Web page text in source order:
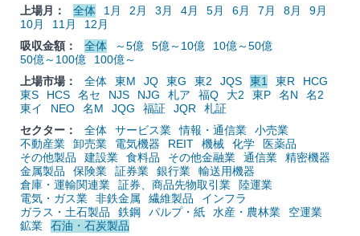
上場月：
全体 1月 2月 3月 4月 5月 6月 7月 8月
9月
10月
11月
12月
吸収金額：
全体 ～5億 5億～10億
10億～50億
50億～100億
100億～
上場市場：
全体 東M JQ 東G 東2 JQS 東1 東R
HCG
東S
HCS 名セ NJS NJG 札ア 福Q 大2 東P 名N
名2
東イ
NEO 名M JQG 福証 JQR
札証
セクター：
全体 サービス業 情報・通信業
小売業
不動産業
卸売業 電気機器 REIT 機械 化学
医薬品
その他製品
建設業 食料品 その他金融業 通信業
精密機器
金属製品
保険業 証券業 銀行業
輸送用機器
倉庫・運輸関連業
証券、商品先物取引業
陸運業
電気・ガス業
非鉄金属 繊維製品
インフラ
ガラス・土石製品
鉄鋼 パルプ・紙 水産・農林業
空運業
鉱業
石油・石炭製品